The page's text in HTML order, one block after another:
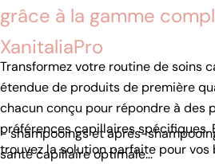
grâce à la gamme
XanitaliaPro
Transformez votre routine de soins
étendue de produits de première
chacun conçu pour répondre à des
préférences capillaires spécifiques.
trouvez la solution parfaite pour vos
- shampooings et après-
santé capillaire optimale